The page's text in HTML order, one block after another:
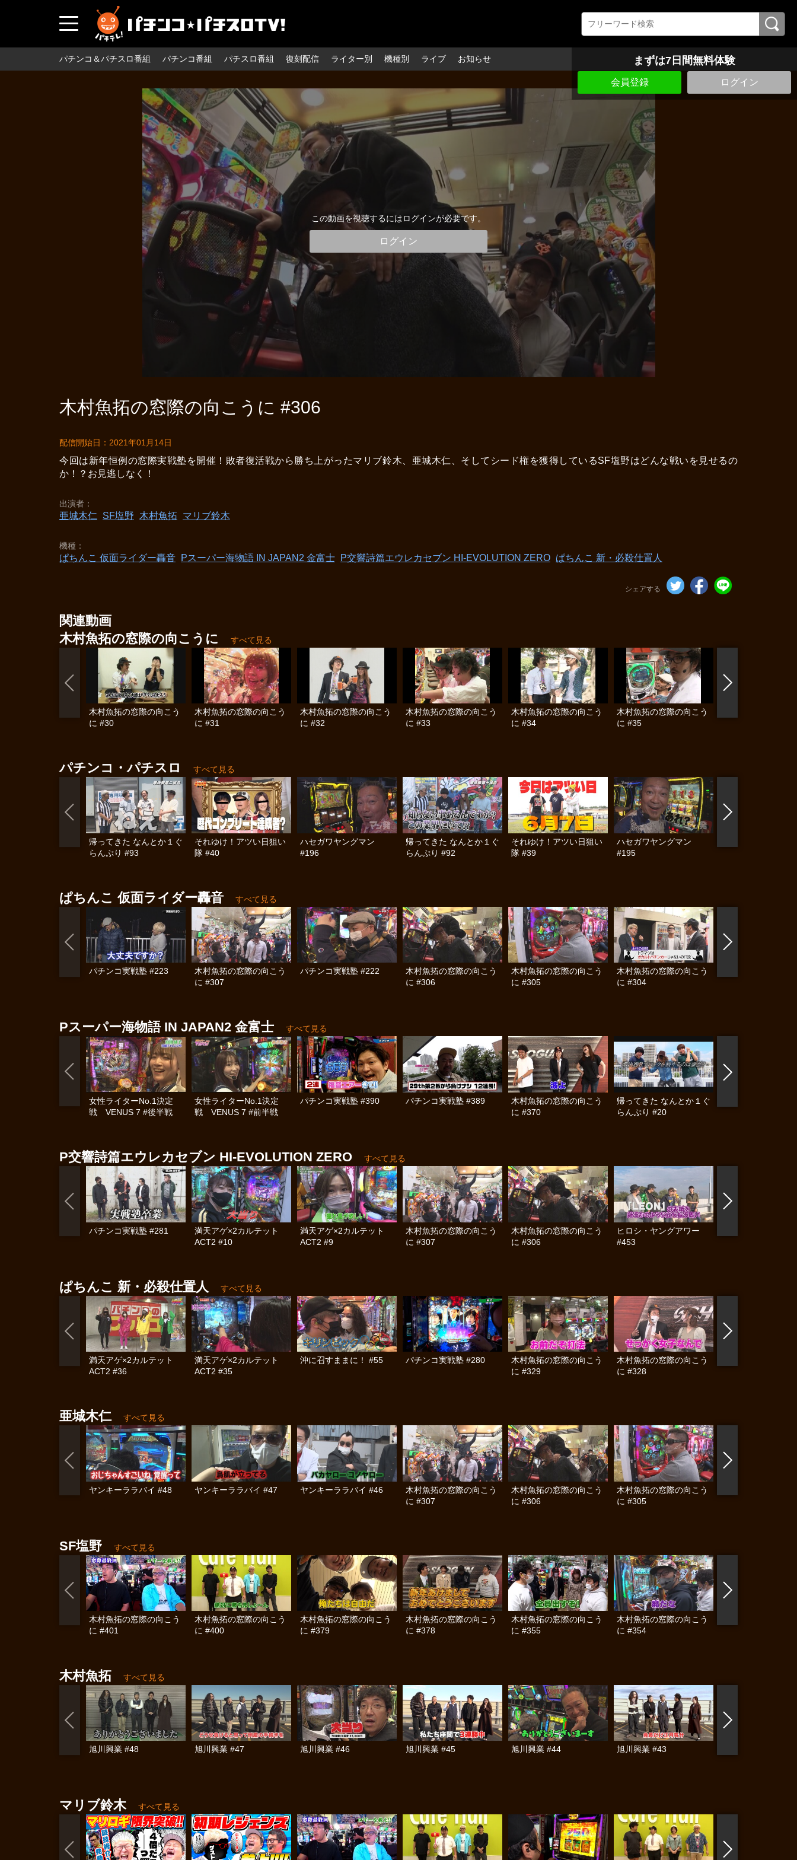
パチンコ＆パチスロ番組 パチンコ番組 パチスロ番組 復刻配信 ライター別 機種別 ライブ お知らせ まずは7日間無料体験
会員登録 ログイン
この動画を視聴するにはログインが必要です。
ログイン
木村魚拓の窓際の向こうに #306
配信開始日：2021年01月14日
今回は新年恒例の窓際実戦塾を開催！敗者復活戦から勝ち上がったマリブ鈴木、亜城木仁、そしてシード権を獲得しているSF塩野はどんな戦いを見せるの
か！？お見逃しなく！
出演者
亜城木仁 SF塩野 木村魚拓 マリブ鈴木
機種
ぱちんこ 仮面ライダー轟音 Pスーパー海物語 IN JAPAN2 金富士 P交響詩篇エウレカセブン HI‐EVOLUTION ZERO ぱちんこ 新・必殺仕置人
シェアする
関連動画
木村魚拓の窓際の向こうに
すべて見る
木村魚拓の窓際の向こう
に #30
木村魚拓の窓際の向こう
に #31
木村魚拓の窓際の向こう
に #32
木村魚拓の窓際の向こう
に #33
木村魚拓の窓際の向こう
に #34
木村魚拓の窓際の向こう
に #35
パチンコ・パチスロ すべて見る
帰ってきた なんとか１ぐ
らんぷり #93
それゆけ！アツい日狙い
隊 #40
ハセガワヤングマン
#196
帰ってきた なんとか１ぐ
らんぷり #92
それゆけ！アツい日狙い
隊 #39
ハセガワヤングマン
#195
ぱちんこ 仮面ライダー轟音 すべて見る
パチンコ実戦塾 #223
木村魚拓の窓際の向こう
に #307
パチンコ実戦塾 #222
木村魚拓の窓際の向こう
に #306
木村魚拓の窓際の向こう
に #305
木村魚拓の窓際の向こう
に #304
Pスーパー海物語 IN JAPAN2 金富士 すべて見る
女性ライターNo.1決定
戦 VENUS 7 #後半戦
女性ライターNo.1決定
戦 VENUS 7 #前半戦
パチンコ実戦塾 #390 パチンコ実戦塾 #389
木村魚拓の窓際の向こう
に #370
帰ってきた なんとか１ぐ
らんぷり #20
P交響詩篇エウレカセブン HI‐EVOLUTION ZERO すべて見る
パチンコ実戦塾 #281
満天アゲ×2カルテット
ACT2 #10
満天アゲ×2カルテット
ACT2 #9
木村魚拓の窓際の向こう
に #307
木村魚拓の窓際の向こう
に #306
ヒロシ・ヤングアワー
#453
ぱちんこ 新・必殺仕置人 すべて見る
満天アゲ×2カルテット
ACT2 #36
満天アゲ×2カルテット
ACT2 #35
沖に召すままに！ #55 パチンコ実戦塾 #280
木村魚拓の窓際の向こう
に #329
木村魚拓の窓際の向こう
に #328
亜城木仁 すべて見る
ヤンキーララバイ #48 ヤンキーララバイ #47 ヤンキーララバイ #46
木村魚拓の窓際の向こう
に #307
木村魚拓の窓際の向こう
に #306
木村魚拓の窓際の向こう
に #305
SF塩野 すべて見る
木村魚拓の窓際の向こう
に #401
木村魚拓の窓際の向こう
に #400
木村魚拓の窓際の向こう
に #379
木村魚拓の窓際の向こう
に #378
木村魚拓の窓際の向こう
に #355
木村魚拓の窓際の向こう
に #354
木村魚拓 すべて見る
旭川興業 #48 旭川興業 #47 旭川興業 #46 旭川興業 #45 旭川興業 #44 旭川興業 #43
マリブ鈴木 すべて見る